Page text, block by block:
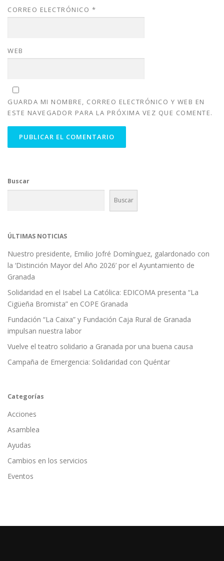
CORREO ELECTRÓNICO *
WEB
GUARDA MI NOMBRE, CORREO ELECTRÓNICO Y WEB EN
ESTE NAVEGADOR PARA LA PRÓXIMA VEZ QUE COMENTE.
Buscar
Buscar
ÚLTIMAS NOTICIAS
Nuestro presidente, Emilio Jofré Domínguez, galardonado con
la ‘Distinción Mayor del Año 2026’ por el Ayuntamiento de
Granada
Solidaridad en el Isabel La Católica: EDICOMA presenta “La
Cigüeña Bromista” en COPE Granada
Fundación “La Caixa” y Fundación Caja Rural de Granada
impulsan nuestra labor
Vuelve el teatro solidario a Granada por una buena causa
Campaña de Emergencia: Solidaridad con Quéntar
Categorías
Acciones
Asamblea
Ayudas
Cambios en los servicios
Eventos